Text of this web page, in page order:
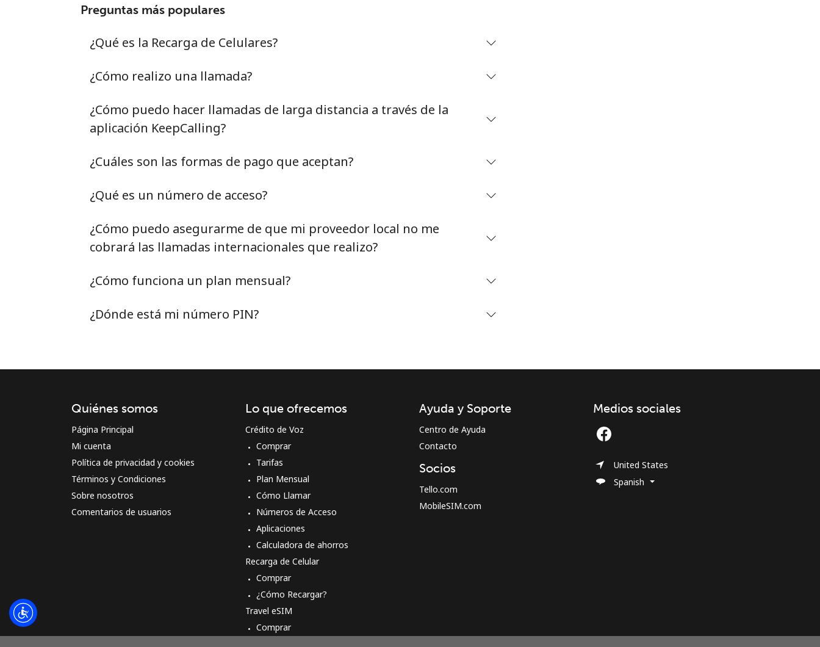
Al abrir una cuenta en este sitio web, estoy de
acuerdo con estos
REGÍSTRATE →
Preguntas más populares
¿Qué es la Recarga de Celulares?
¿Cómo realizo una llamada?
¿Cómo puedo hacer llamadas de larga distancia a través de la
aplicación KeepCalling?
¿Cuáles son las formas de pago que aceptan?
¿Qué es un número de acceso?
¿Cómo puedo asegurarme de que mi proveedor local no me
cobrará las llamadas internacionales que realizo?
¿Cómo funciona un plan mensual?
¿Dónde está mi número PIN?
Quiénes somos
Página Principal
Mi cuenta
Política de privacidad y cookies
Términos y Condiciones
Sobre nosotros
Comentarios de usuarios
Lo que ofrecemos
Crédito de Voz
Comprar
Tarifas
Plan Mensual
Cómo Llamar
Números de Acceso
Aplicaciones
Calculadora de ahorros
Recarga de Celular
Comprar
¿Cómo Recargar?
Travel eSIM
Comprar
Ayuda y Soporte
Centro de Ayuda
Contacto
Socios
Tello.com
MobileSIM.com
Medios sociales
United States
Spanish